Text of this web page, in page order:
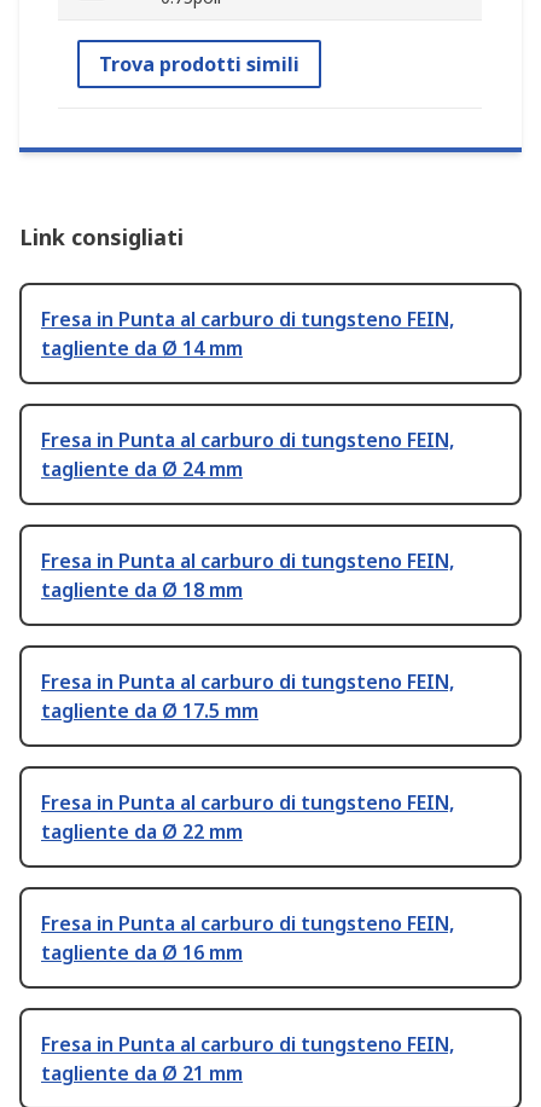
Trova prodotti simili
Link consigliati
Fresa in Punta al carburo di tungsteno FEIN,
tagliente da Ø 14 mm
Fresa in Punta al carburo di tungsteno FEIN,
tagliente da Ø 24 mm
Fresa in Punta al carburo di tungsteno FEIN,
tagliente da Ø 18 mm
Fresa in Punta al carburo di tungsteno FEIN,
tagliente da Ø 17.5 mm
Fresa in Punta al carburo di tungsteno FEIN,
tagliente da Ø 22 mm
Fresa in Punta al carburo di tungsteno FEIN,
tagliente da Ø 16 mm
Fresa in Punta al carburo di tungsteno FEIN,
tagliente da Ø 21 mm